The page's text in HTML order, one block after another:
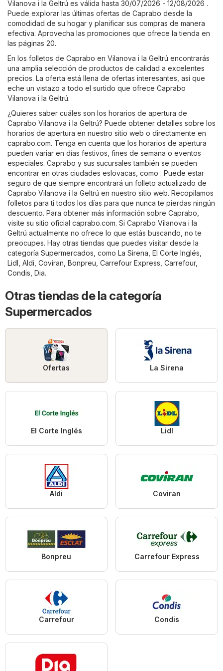
Vilanova i la Geltrú es válida hasta 30/07/2026 - 12/08/2026 .
Puede explorar las últimas ofertas de Caprabo desde la
comodidad de su hogar y planificar sus compras de manera
efectiva. Aprovecha las promociones que ofrece la tienda en
las páginas 20.
En los folletos de Caprabo en Vilanova i la Geltrú encontrarás
una amplia selección de productos de calidad a excelentes
precios. La oferta está llena de ofertas interesantes, así que
eche un vistazo a todo el surtido que ofrece Caprabo
Vilanova i la Geltrú.
¿Quieres saber cuáles son los horarios de apertura de
Caprabo Vilanova i la Geltrú? Puede obtener detalles sobre los
horarios de apertura en nuestro sitio web o directamente en
caprabo.com. Tenga en cuenta que los horarios de apertura
pueden variar en días festivos, fines de semana o eventos
especiales. Caprabo y sus sucursales también se pueden
encontrar en otras ciudades eslovacas, como . Puede estar
seguro de que siempre encontrará un folleto actualizado de
Caprabo Vilanova i la Geltrú en nuestro sitio web. Recopilamos
folletos para ti todos los días para que nunca te pierdas ningún
descuento. Para obtener más información sobre Caprabo,
visite su sitio oficial caprabo.com. Si Caprabo Vilanova i la
Geltrú actualmente no ofrece lo que estás buscando, no te
preocupes. Hay otras tiendas que puedes visitar desde la
categoría Supermercados , como La Sirena El Corte Inglés
Lidl Aldi Coviran Bonpreu Carrefour Express Carrefour,
Condis Dia.
Otras tiendas de la categoría
Supermercados
Ofertas La Sirena
El Corte Inglés Lidl
Aldi Coviran
Bonpreu Carrefour Express
Carrefour Condis